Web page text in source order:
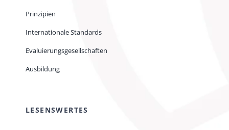
Prinzipien
Internationale Standards
Evaluierungsgesellschaften
Ausbildung
LESENSWERTES